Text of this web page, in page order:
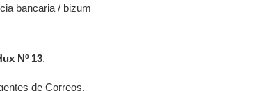
bancaria / bizum
Nº 13.
de Correos.